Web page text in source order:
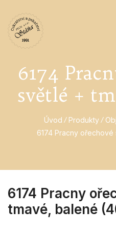
6174
světlé +
Úvod Produkty
6174 Pracny
6174 Pracny
tmavé, balené